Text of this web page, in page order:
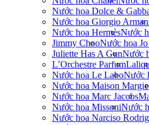
Nước hoa Dolce &
Nước hoa Giorgio
Nước hoa HermèsNước
Jimmy ChooNước hoa
Juliette Has A GunNước
L’Orchestre Parfum
Nước hoa Le LaboNước
Nước hoa Maison
Nước hoa Marc Jacobs
Nước hoa MissoniNước
Nước hoa Narciso